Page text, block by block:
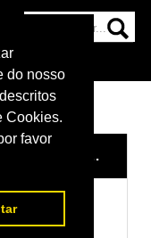
do nosso
Cookies.
favor
VS. HOLLOWAY